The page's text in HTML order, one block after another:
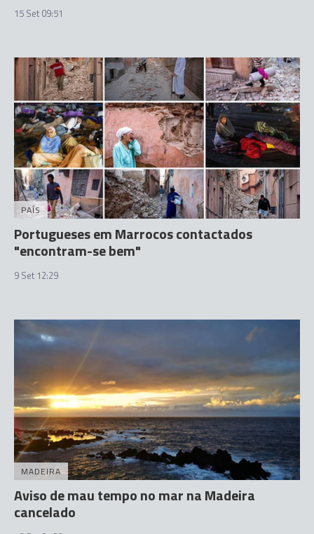
15 Set 09:51
PAÍS
Portugueses em Marrocos contactados
"encontram-se bem"
9 Set 12:29
MADEIRA
Aviso de mau tempo no mar na Madeira
cancelado